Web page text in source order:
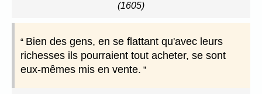
(1605)
Bien des gens, en se flattant qu'avec leurs
richesses ils pourraient tout acheter, se sont
eux-mêmes mis en vente.